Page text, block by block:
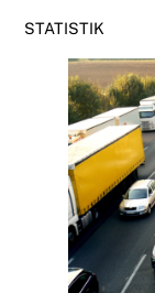
STATISTIK